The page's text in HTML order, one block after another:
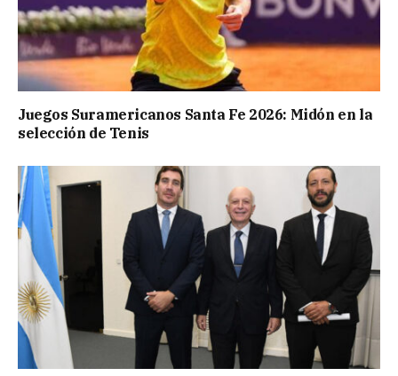
Juegos Suramericanos Santa Fe 2026: Midón en la
selección de Tenis